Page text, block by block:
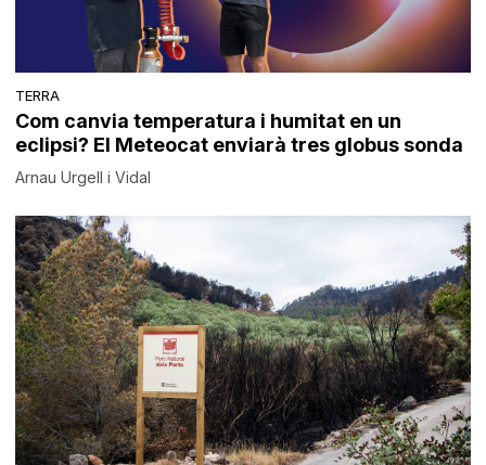
TERRA
Com canvia temperatura i humitat en un
eclipsi? El Meteocat enviarà tres globus sonda
Arnau Urgell i Vidal